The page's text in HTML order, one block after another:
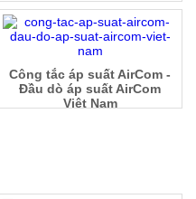
Công tắc áp suất AirCom -
Đầu dò áp suất AirCom
Việt Nam